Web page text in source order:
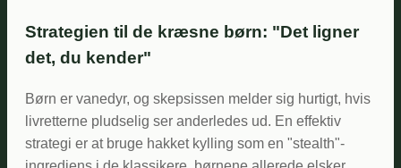
Strategien til de kræsne børn: "Det ligner
det, du kender"
Børn er vanedyr, og skepsissen melder sig hurtigt, hvis
livretterne pludselig ser anderledes ud. En effektiv
strategi er at bruge hakket kylling som en "stealth"-